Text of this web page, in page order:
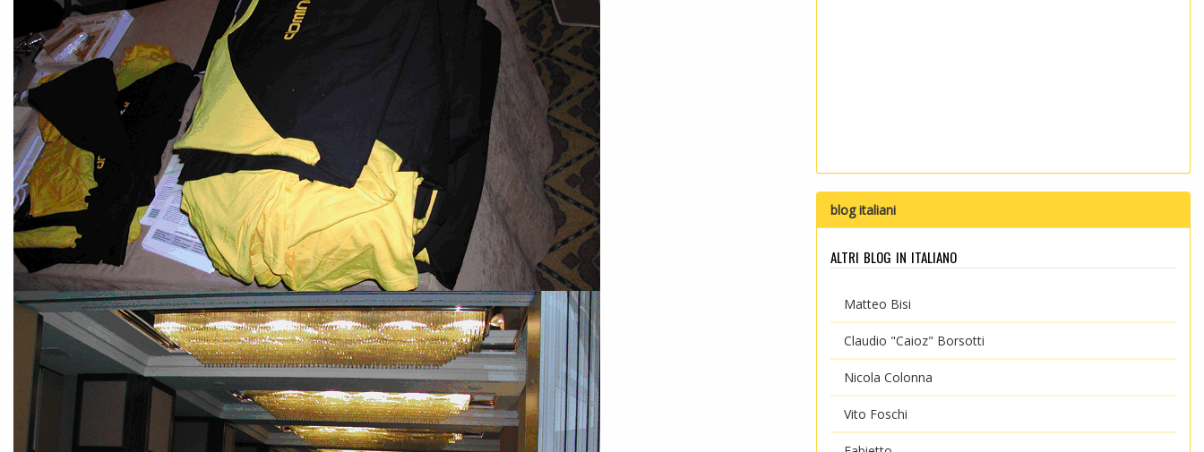
blog italiani
altri blog in italiano
Matteo Bisi
Claudio "Caioz" Borsotti
Nicola Colonna
Vito Foschi